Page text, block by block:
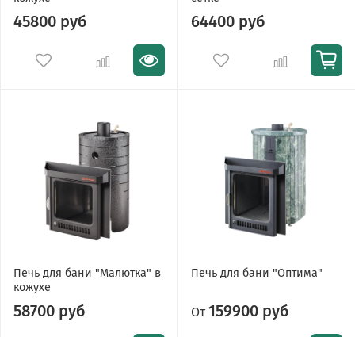
45800 руб 64400 руб
Печь для бани "Малютка" в
кожухе
58700 руб
Печь для бани "Оптима"
От 159900 руб